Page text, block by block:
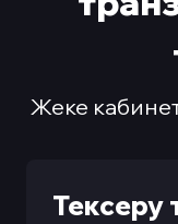
Жеке
Тексеру